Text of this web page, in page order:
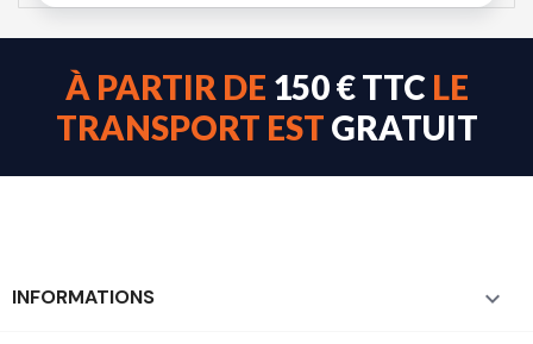
À PARTIR DE 150 € TTC LE
TRANSPORT EST GRATUIT
INFORMATIONS 